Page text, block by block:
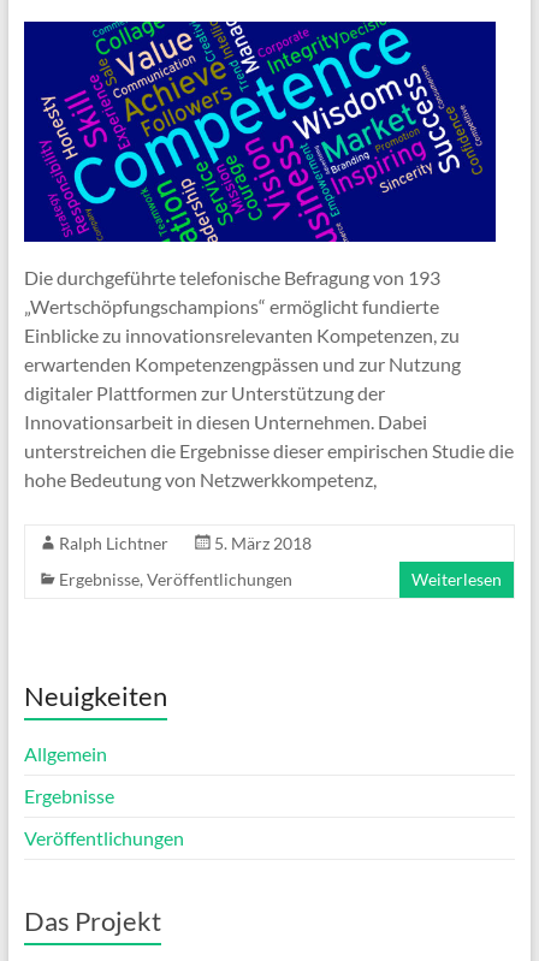
Die durchgeführte telefonische Befragung von 193
„Wertschöpfungschampions“ ermöglicht fundierte
Einblicke zu innovationsrelevanten Kompetenzen, zu
erwartenden Kompetenzengpässen und zur Nutzung
digitaler Plattformen zur Unterstützung der
Innovationsarbeit in diesen Unternehmen. Dabei
unterstreichen die Ergebnisse dieser empirischen Studie die
hohe Bedeutung von Netzwerkkompetenz,
Ralph Lichtner
5. März 2018
Ergebnisse, Veröffentlichungen Weiterlesen
Neuigkeiten
Allgemein
Ergebnisse
Veröffentlichungen
Das Projekt